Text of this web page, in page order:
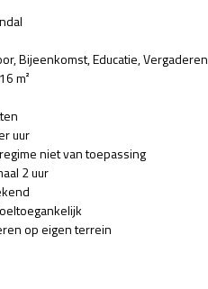
Bijeenkomst Educatie Vergaderen
m²
uur
niet van toepassing
2 uur
op eigen terrein